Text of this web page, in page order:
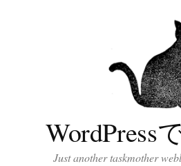
WordPress
Just another taskmother